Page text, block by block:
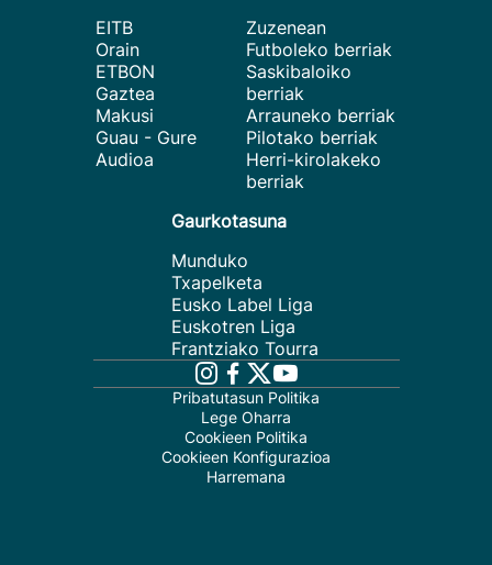
EITB
Orain
ETBON
Gaztea
Makusi
Guau - Gure
Audioa
Zuzenean
Futboleko berriak
Saskibaloiko
berriak
Arrauneko berriak
Pilotako berriak
Herri-kirolakeko
berriak
Gaurkotasuna
Munduko
Txapelketa
Eusko Label Liga
Euskotren Liga
Frantziako Tourra
Pribatutasun Politika
Lege Oharra
Cookieen Politika
Cookieen Konfigurazioa
Harremana